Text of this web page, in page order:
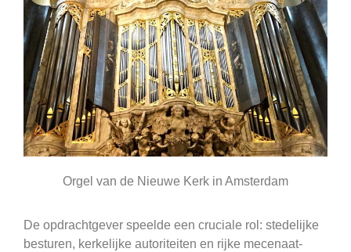
Orgel van de Nieuwe Kerk in Amsterdam
De opdrachtgever speelde een cruciale rol: stedelijke
besturen, kerkelijke autoriteiten en rijke mecenaat-